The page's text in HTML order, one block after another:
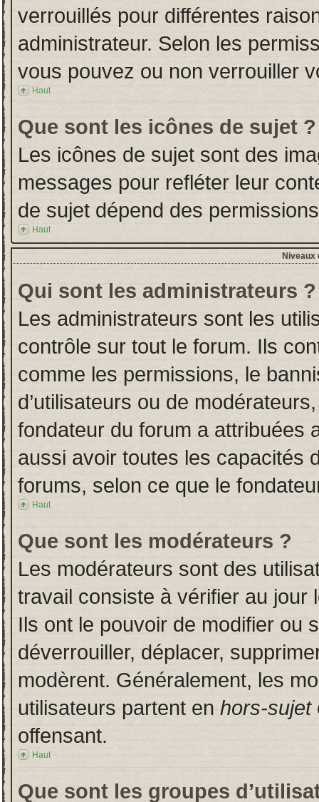
verrouillés pour différentes
administrateur. Selon les
vous pouvez ou non verrouiller
Haut
Que sont les icônes de sujet ?
Les icônes de sujet sont des
messages pour refléter leur
de sujet dépend des
Haut
Niveaux
Qui sont les administrateurs ?
Les administrateurs sont les
contrôle sur tout le forum. Ils
comme les permissions, le
d’utilisateurs ou de
fondateur du forum a attribuées
aussi avoir toutes les capacités
forums, selon ce que le
Haut
Que sont les modérateurs ?
Les modérateurs sont des
travail consiste à vérifier au jour
Ils ont le pouvoir de modifier ou
déverrouiller, déplacer,
modèrent. Généralement, les
utilisateurs partent en hors-sujet
offensant.
Haut
Que sont les groupes